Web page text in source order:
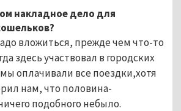
накладное дело для
вложиться, прежде чем что-то
здесь участвовал в городских
оплачивали все поездки,хотя
нам, что половина-
подобного небыло.